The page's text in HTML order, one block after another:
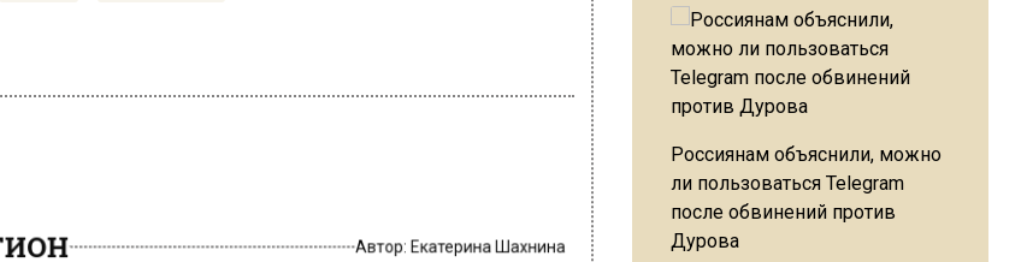
Россиянам объяснили, можно
ли пользоваться Telegram
после обвинений против
Дурова